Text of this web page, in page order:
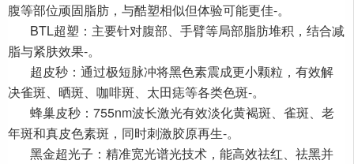
腹等部位顽固脂肪，与酷塑相似但体验可能更佳-。
BTL超塑：主要针对腹部、手臂等局部脂肪堆积，结合减
脂与紧肤效果-。
超皮秒：通过极短脉冲将黑色素震成更小颗粒，有效解
决雀斑、晒斑、咖啡斑、太田痣等各类色斑-。
蜂巢皮秒：755nm波长激光有效淡化黄褐斑、雀斑、老
年斑和真皮色素斑，同时刺激胶原再生-。
黑金超光子：精准宽光谱光技术，能高效祛红、祛黑并